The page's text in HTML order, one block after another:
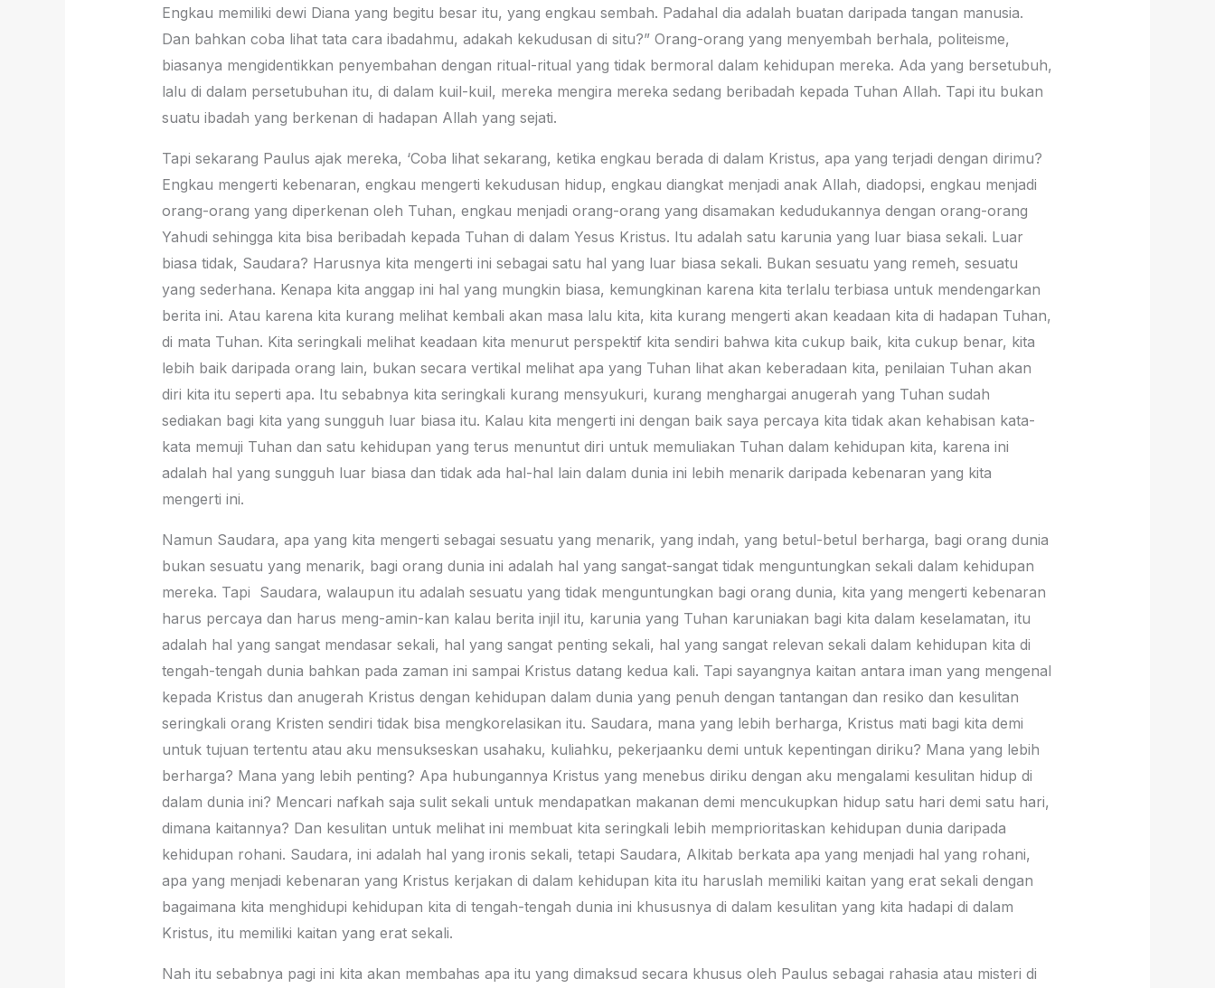
Engkau memiliki dewi Diana yang begitu besar itu, yang engkau sembah. Padahal dia adalah buatan daripada tangan manusia.
Dan bahkan coba lihat tata cara ibadahmu, adakah kekudusan di situ?” Orang-orang yang menyembah berhala, politeisme,
biasanya mengidentikkan penyembahan dengan ritual-ritual yang tidak bermoral dalam kehidupan mereka. Ada yang bersetubuh,
lalu di dalam persetubuhan itu, di dalam kuil-kuil, mereka mengira mereka sedang beribadah kepada Tuhan Allah. Tapi itu bukan
suatu ibadah yang berkenan di hadapan Allah yang sejati.
Tapi sekarang Paulus ajak mereka, ‘Coba lihat sekarang, ketika engkau berada di dalam Kristus, apa yang terjadi dengan dirimu?
Engkau mengerti kebenaran, engkau mengerti kekudusan hidup, engkau diangkat menjadi anak Allah, diadopsi, engkau menjadi
orang-orang yang diperkenan oleh Tuhan, engkau menjadi orang-orang yang disamakan kedudukannya dengan orang-orang
Yahudi sehingga kita bisa beribadah kepada Tuhan di dalam Yesus Kristus. Itu adalah satu karunia yang luar biasa sekali. Luar
biasa tidak, Saudara? Harusnya kita mengerti ini sebagai satu hal yang luar biasa sekali. Bukan sesuatu yang remeh, sesuatu
yang sederhana. Kenapa kita anggap ini hal yang mungkin biasa, kemungkinan karena kita terlalu terbiasa untuk mendengarkan
berita ini. Atau karena kita kurang melihat kembali akan masa lalu kita, kita kurang mengerti akan keadaan kita di hadapan Tuhan,
di mata Tuhan. Kita seringkali melihat keadaan kita menurut perspektif kita sendiri bahwa kita cukup baik, kita cukup benar, kita
lebih baik daripada orang lain, bukan secara vertikal melihat apa yang Tuhan lihat akan keberadaan kita, penilaian Tuhan akan
diri kita itu seperti apa. Itu sebabnya kita seringkali kurang mensyukuri, kurang menghargai anugerah yang Tuhan sudah
sediakan bagi kita yang sungguh luar biasa itu. Kalau kita mengerti ini dengan baik saya percaya kita tidak akan kehabisan kata-
kata memuji Tuhan dan satu kehidupan yang terus menuntut diri untuk memuliakan Tuhan dalam kehidupan kita, karena ini
adalah hal yang sungguh luar biasa dan tidak ada hal-hal lain dalam dunia ini lebih menarik daripada kebenaran yang kita
mengerti ini.
Namun Saudara, apa yang kita mengerti sebagai sesuatu yang menarik, yang indah, yang betul-betul berharga, bagi orang dunia
bukan sesuatu yang menarik, bagi orang dunia ini adalah hal yang sangat-sangat tidak menguntungkan sekali dalam kehidupan
mereka. Tapi Saudara, walaupun itu adalah sesuatu yang tidak menguntungkan bagi orang dunia, kita yang mengerti kebenaran
harus percaya dan harus meng-amin-kan kalau berita injil itu, karunia yang Tuhan karuniakan bagi kita dalam keselamatan, itu
adalah hal yang sangat mendasar sekali, hal yang sangat penting sekali, hal yang sangat relevan sekali dalam kehidupan kita di
tengah-tengah dunia bahkan pada zaman ini sampai Kristus datang kedua kali. Tapi sayangnya kaitan antara iman yang mengenal
kepada Kristus dan anugerah Kristus dengan kehidupan dalam dunia yang penuh dengan tantangan dan resiko dan kesulitan
seringkali orang Kristen sendiri tidak bisa mengkorelasikan itu. Saudara, mana yang lebih berharga, Kristus mati bagi kita demi
untuk tujuan tertentu atau aku mensukseskan usahaku, kuliahku, pekerjaanku demi untuk kepentingan diriku? Mana yang lebih
berharga? Mana yang lebih penting? Apa hubungannya Kristus yang menebus diriku dengan aku mengalami kesulitan hidup di
dalam dunia ini? Mencari nafkah saja sulit sekali untuk mendapatkan makanan demi mencukupkan hidup satu hari demi satu hari,
dimana kaitannya? Dan kesulitan untuk melihat ini membuat kita seringkali lebih memprioritaskan kehidupan dunia daripada
kehidupan rohani. Saudara, ini adalah hal yang ironis sekali, tetapi Saudara, Alkitab berkata apa yang menjadi hal yang rohani,
apa yang menjadi kebenaran yang Kristus kerjakan di dalam kehidupan kita itu haruslah memiliki kaitan yang erat sekali dengan
bagaimana kita menghidupi kehidupan kita di tengah-tengah dunia ini khususnya di dalam kesulitan yang kita hadapi di dalam
Kristus, itu memiliki kaitan yang erat sekali.
Nah itu sebabnya pagi ini kita akan membahas apa itu yang dimaksud secara khusus oleh Paulus sebagai rahasia atau misteri di